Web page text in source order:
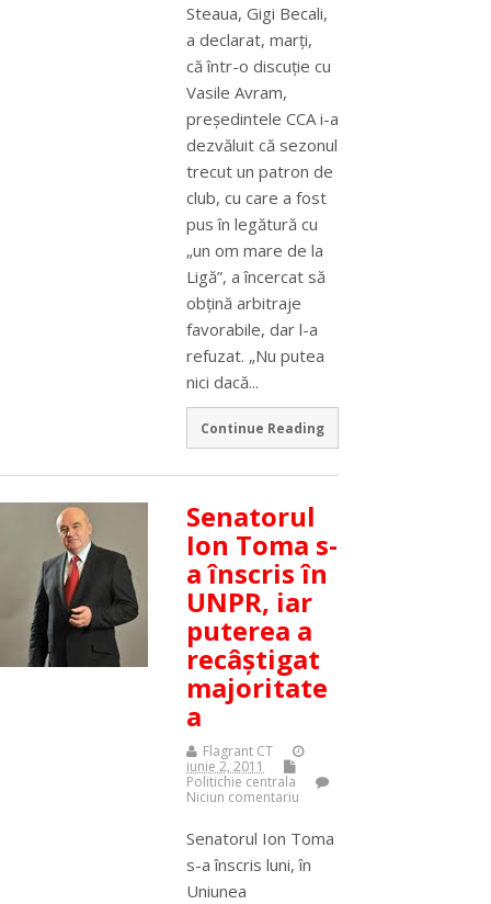
Steaua, Gigi Becali,
a declarat, marţi,
că într-o discuţie cu
Vasile Avram,
preşedintele CCA i-a
dezvăluit că sezonul
trecut un patron de
club, cu care a fost
pus în legătură cu
„un om mare de la
Ligă”, a încercat să
obţină arbitraje
favorabile, dar l-a
refuzat. „Nu putea
nici dacă...
Continue Reading
Senatorul
Ion Toma s-
a înscris în
UNPR, iar
puterea a
recâştigat
majoritate
a
Flagrant CT
iunie 2, 2011
Politichie centrala
Niciun comentariu
Senatorul Ion Toma
s-a înscris luni, în
Uniunea